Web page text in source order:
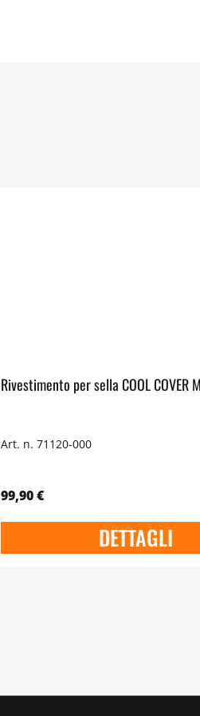
Rivestimento per sella COOL COVER
Art. n. 71120-000
99,90 €
DETTAGLI